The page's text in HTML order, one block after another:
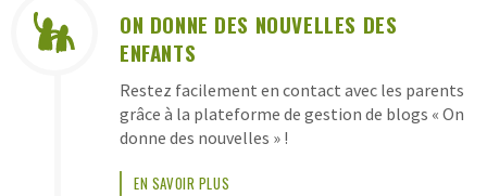
ON DONNE DES NOUVELLES DES
ENFANTS
Restez facilement en contact avec les parents
grâce à la plateforme de gestion de blogs « On
donne des nouvelles » !
EN SAVOIR PLUS